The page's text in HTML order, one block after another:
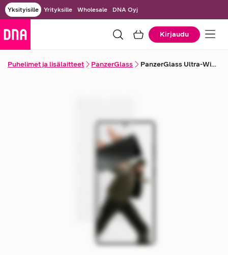
Yksityisille Yrityksille Wholesale DNA Oyj
Kirjaudu
Puhelimet ja lisälaitteet PanzerGlass PanzerGlass Ultra-Wide -näytönsuojalasi Samsung Galaxy S26 Ultra -puhelimelle